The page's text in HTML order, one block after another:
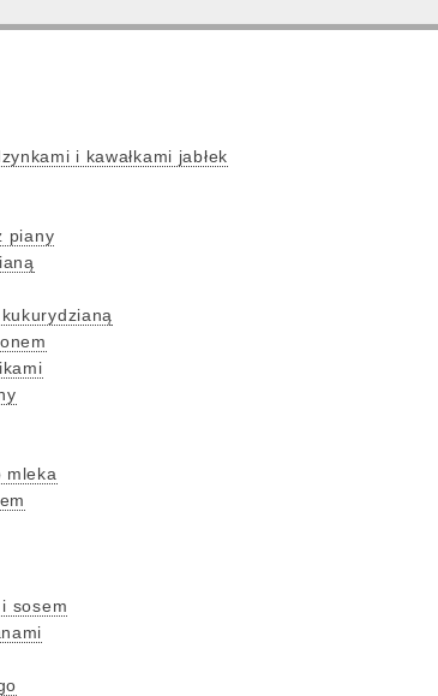
i kawałkami jabłek
piany
mleka
sosem